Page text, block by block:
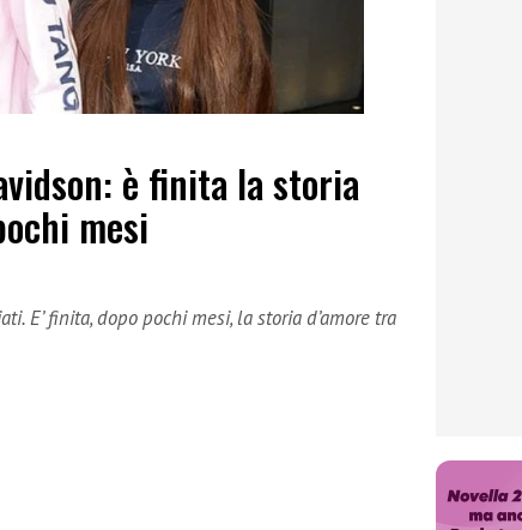
è finita la storia
mesi
E’ finita, dopo pochi mesi, la storia d’amore tra